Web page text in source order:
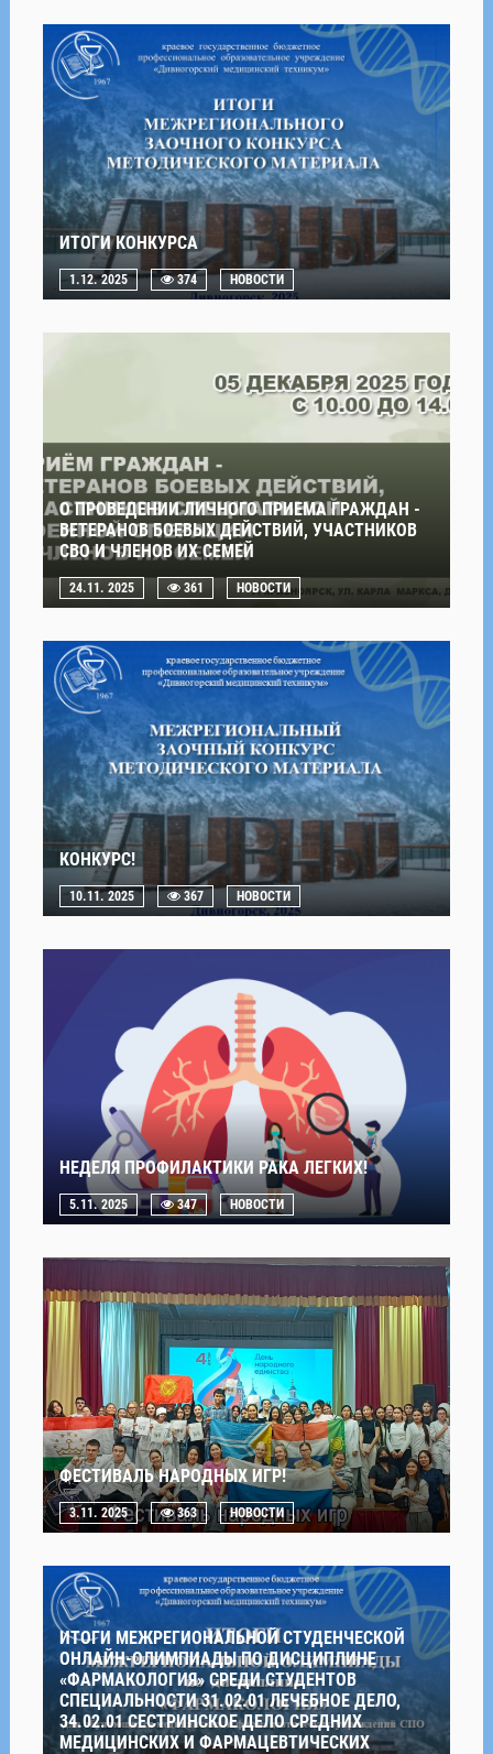
ИТОГИ КОНКУРСА
1.12. 2025 374 НОВОСТИ
О ПРОВЕДЕНИИ ЛИЧНОГО ПРИЕМА ГРАЖДАН -
ВЕТЕРАНОВ БОЕВЫХ ДЕЙСТВИЙ, УЧАСТНИКОВ
СВО И ЧЛЕНОВ ИХ СЕМЕЙ
24.11. 2025 361 НОВОСТИ
КОНКУРС!
10.11. 2025 367 НОВОСТИ
НЕДЕЛЯ ПРОФИЛАКТИКИ РАКА ЛЕГКИХ!
5.11. 2025 347 НОВОСТИ
ФЕСТИВАЛЬ НАРОДНЫХ ИГР!
3.11. 2025 363 НОВОСТИ
ИТОГИ МЕЖРЕГИОНАЛЬНОЙ СТУДЕНЧЕСКОЙ
ОНЛАЙН-ОЛИМПИАДЫ ПО ДИСЦИПЛИНЕ
«ФАРМАКОЛОГИЯ» СРЕДИ СТУДЕНТОВ
СПЕЦИАЛЬНОСТИ 31.02.01 ЛЕЧЕБНОЕ ДЕЛО,
34.02.01 СЕСТРИНСКОЕ ДЕЛО СРЕДНИХ
МЕДИЦИНСКИХ И ФАРМАЦЕВТИЧЕСКИХ